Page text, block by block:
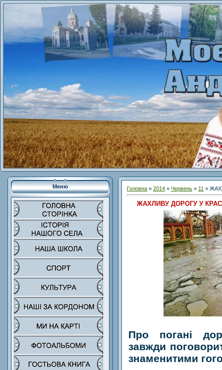
Меню Головна » 2014 » Червень » 11 »
ЖАХЛИВУ ДОРОГУ У
Про погані
завжди
знаменитими